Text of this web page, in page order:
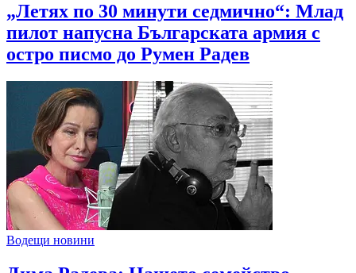
„Летях по 30 минути седмично“: Млад
пилот напусна Българската армия с
остро писмо до Румен Радев
Водещи новини